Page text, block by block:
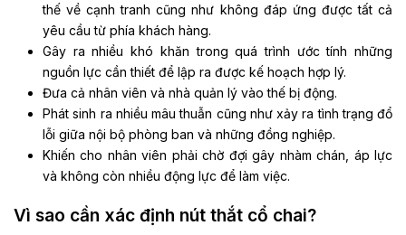
thế về cạnh tranh cũng như không đáp ứng được tất cả
yêu cầu từ phía khách hàng.
Gây ra nhiều khó khăn trong quá trình ước tính những
nguồn lực cần thiết để lập ra được kế hoạch hợp lý.
Đưa cả nhân viên và nhà quản lý vào thế bị động.
Phát sinh ra nhiều mâu thuẫn cũng như xảy ra tình trạng đổ
lỗi giữa nội bộ phòng ban và những đồng nghiệp.
Khiến cho nhân viên phải chờ đợi gây nhàm chán, áp lực
và không còn nhiều động lực để làm việc.
Vì sao cần xác định nút thắt cổ chai?